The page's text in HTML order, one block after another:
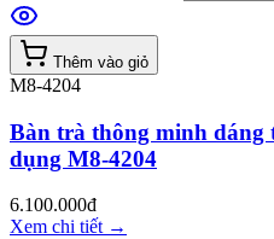
Thêm vào giỏ
M8-4204
Bàn trà thông minh dáng
dụng M8-4204
6.100.000đ
Xem chi tiết →